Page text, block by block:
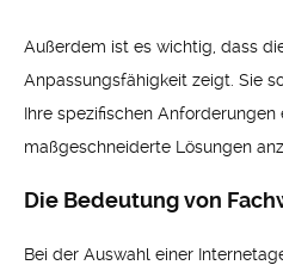
Außerdem ist es wichtig, dass
Anpassungsfähigkeit zeigt. Sie
Ihre spezifischen Anforderungen
maßgeschneiderte Lösungen
Die Bedeutung von
Bei der Auswahl einer